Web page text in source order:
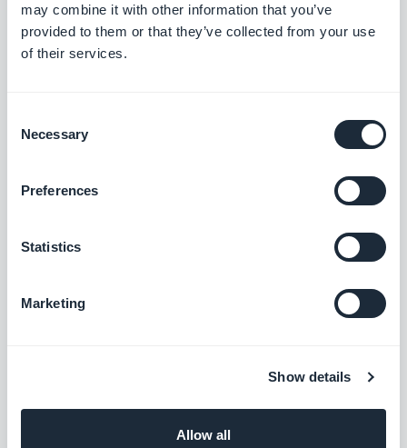
may combine it with other information that you’ve
provided to them or that they’ve collected from your use
of their services.
Selection
Necessary
Preferences
Statistics
Marketing
Show details
Allow all
administrere deres publiceringsstatus
individuelt eller i grupper.
Et fejlfrit design
interessepunkter